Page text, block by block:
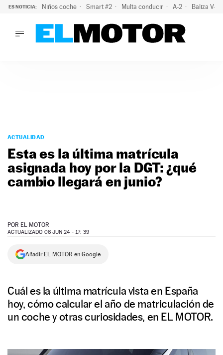
ES NOTICIA: Niños coche Smart #2 Multa conducir A-2 Baliza V-
PODCAST
MOTOS
TECNOLOGÍA
SUPERCOCHES
NEWSLETTER
ACTUALIDAD
Esta es la última matrícula
asignada hoy por la DGT: ¿qué
cambio llegará en junio?
POR EL MOTOR
ACTUALIZADO 06 JUN 24 - 17: 39
Añadir EL MOTOR en Google
Cuál es la última matrícula vista en España
hoy, cómo calcular el año de matriculación de
un coche y otras curiosidades, en EL MOTOR.